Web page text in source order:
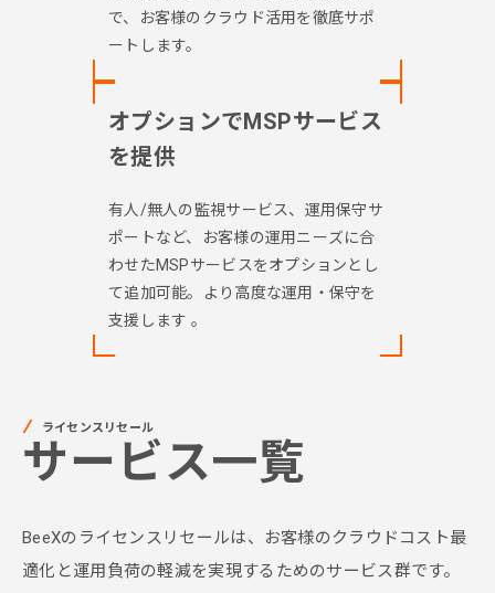
で、お客様のクラウド活用を徹底サポ
ートします。
オプションでMSPサービス
を提供
有人/無人の監視サービス、運用保守サ
ポートなど、お客様の運用ニーズに合
わせたMSPサービスをオプションとし
て追加可能。より高度な運用・保守を
支援します 。
ライセンスリセール
サービス一覧
BeeXのライセンスリセールは、お客様のクラウドコスト最
適化と運用負荷の軽減を実現するためのサービス群です。